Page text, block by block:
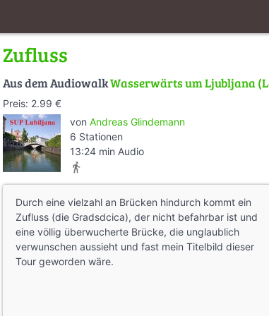
Zufluss
Aus dem AudiowalkWasserwärts um Ljubljana
Preis: 2.99 €
von Andreas Glindemann
6 Stationen
13:24 min Audio
directions_walk
Durch eine vielzahl an Brücken hindurch kommt ein
Zufluss (die Gradsdcica), der nicht befahrbar ist und
eine völlig überwucherte Brücke, die unglaublich
verwunschen aussieht und fast mein Titelbild dieser
Tour geworden wäre.